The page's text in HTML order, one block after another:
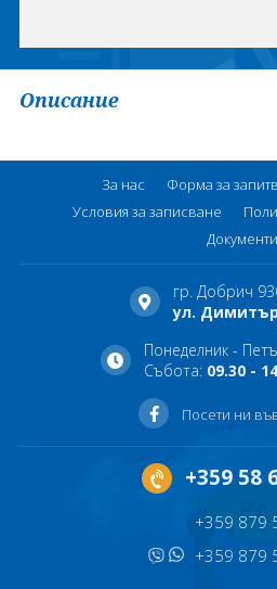
ПОСЛЕДВАЙТЕ НИ
Описание
За нас Форма за
Условия за записване
Документи
гр. Добрич
ул.
Понеделник -
Събота: 09.30 -
Посети ни
+359 58
+359 879
+359 879